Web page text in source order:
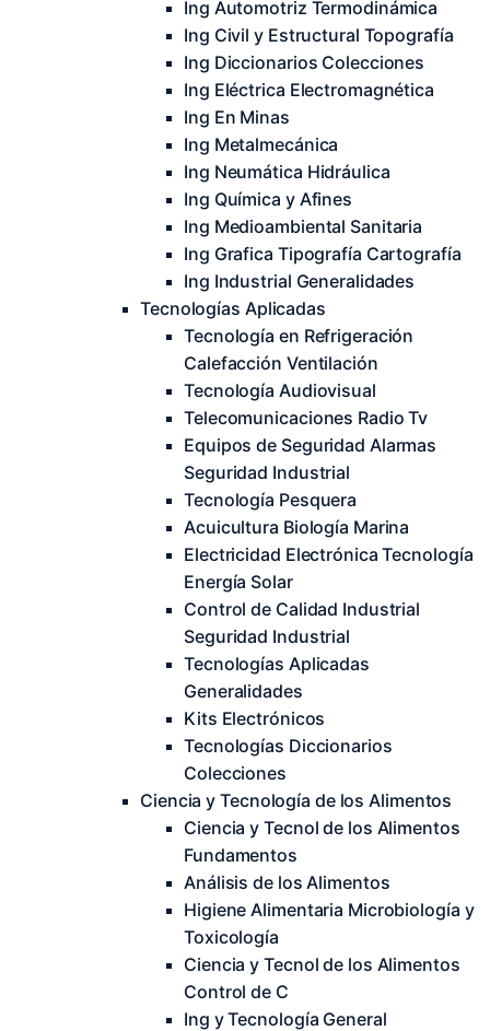
Ing Automotriz Termodinámica
Ing Civil y Estructural Topografía
Ing Diccionarios Colecciones
Ing Eléctrica Electromagnética
Ing En Minas
Ing Metalmecánica
Ing Neumática Hidráulica
Ing Química y Afines
Ing Medioambiental Sanitaria
Ing Grafica Tipografía Cartografía
Ing Industrial Generalidades
Tecnologías Aplicadas
Tecnología en Refrigeración
Calefacción Ventilación
Tecnología Audiovisual
Telecomunicaciones Radio Tv
Equipos de Seguridad Alarmas
Seguridad Industrial
Tecnología Pesquera
Acuicultura Biología Marina
Electricidad Electrónica Tecnología
Energía Solar
Control de Calidad Industrial
Seguridad Industrial
Tecnologías Aplicadas
Generalidades
Kits Electrónicos
Tecnologías Diccionarios
Colecciones
Ciencia y Tecnología de los Alimentos
Ciencia y Tecnol de los Alimentos
Fundamentos
Análisis de los Alimentos
Higiene Alimentaria Microbiología y
Toxicología
Ciencia y Tecnol de los Alimentos
Control de C
Ing y Tecnología General